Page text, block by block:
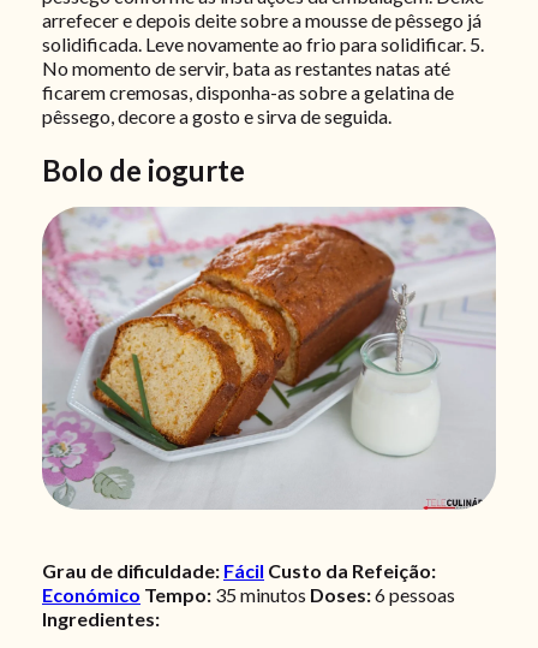
arrefecer e depois deite sobre a mousse de pêssego já
solidificada. Leve novamente ao frio para solidificar. 5.
No momento de servir, bata as restantes natas até
ficarem cremosas, disponha-as sobre a gelatina de
pêssego, decore a gosto e sirva de seguida.
Bolo de iogurte
Grau de dificuldade: Fácil Custo da Refeição:
Económico Tempo: 35 minutos Doses:6pessoas
Ingredientes: